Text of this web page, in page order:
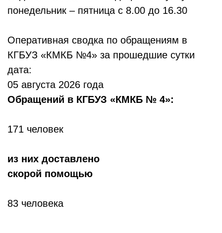
понедельник – пятница с 8.00 до 16.30
Оперативная сводка по обращениям в
КГБУЗ «КМКБ №4» за прошедшие сутки
дата:
05 августа 2026 года
Обращений в КГБУЗ «КМКБ № 4»:
171 человек
из них доставлено
скорой помощью
83 человека